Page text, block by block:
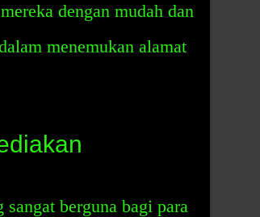
dengan mudah dan
menemukan alamat
berguna bagi para